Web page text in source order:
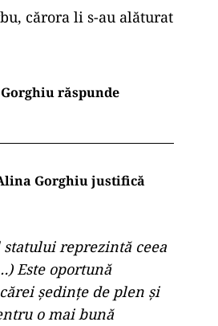
cărora li s-au alăturat
răspunde
Gorghiu justifică
reprezintă ceea
Este oportună
şedinţe de plen şi
o mai bună